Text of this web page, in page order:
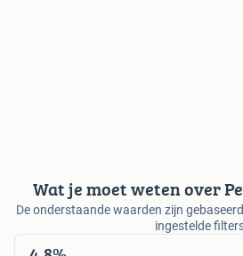
Wat je moet weten over
De onderstaande waarden zijn
ingestelde